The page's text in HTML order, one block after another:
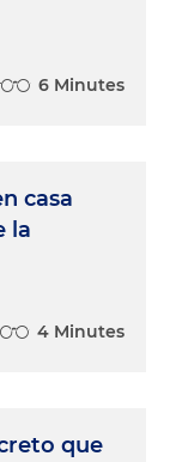
6 Minutes
casa
la
4 Minutes
que